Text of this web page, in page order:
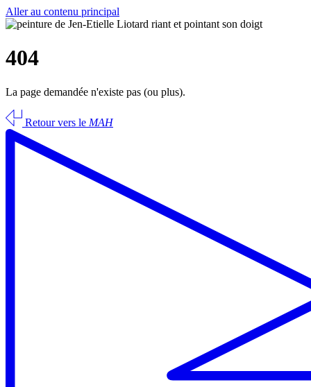
Aller au contenu principal
404
La page demandée n'existe pas (ou plus).
Retour vers le MAH